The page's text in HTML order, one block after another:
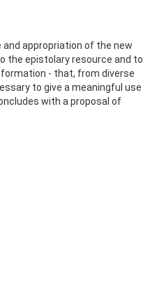
appropriation of the new
the epistolary resource and to
- that, from diverse
to give a meaningful use
with a proposal of